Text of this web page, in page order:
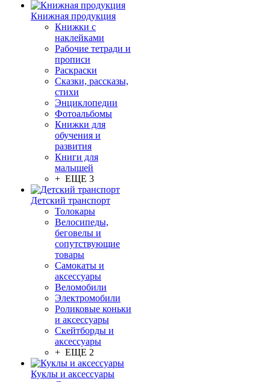
Книжная продукция
Книжки с
наклейками
Рабочие тетради и
прописи
Раскраски
Сказки, рассказы,
стихи
Энциклопедии
Фотоальбомы
Книжки для
обучения и
развития
Книги для
малышей
+ ЕЩЕ 3
Детский транспорт
Толокары
Велосипеды,
беговелы и
сопутствующие
товары
Самокаты и
аксессуары
Веломобили
Электромобили
Роликовые коньки
и аксессуары
Скейтборды и
аксессуары
+ ЕЩЕ 2
Куклы и аксессуары